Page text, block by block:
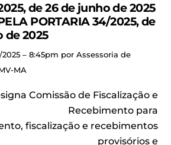
de 26 de junho de 2025
PORTARIA 34/2025, de
de 2025
– 8:45pm por Assessoria de
MA
Comissão de Fiscalização e
Recebimento para
fiscalização e recebimentos
provisórios e